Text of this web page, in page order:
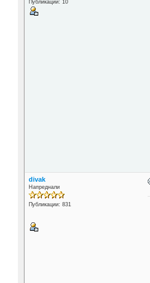
Публикации: 10
divak
Напреднали
Публикации: 831